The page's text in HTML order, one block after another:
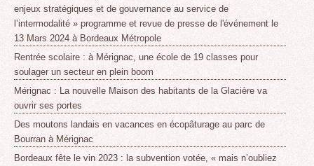
enjeux stratégiques et de gouvernance au service de
l’intermodalité » programme et revue de presse de l'événement le
13 Mars 2024 à Bordeaux Métropole
Rentrée scolaire : à Mérignac, une école de 19 classes pour
soulager un secteur en plein boom
Mérignac : La nouvelle Maison des habitants de la Glacière va
ouvrir ses portes
Des moutons landais en vacances en écopâturage au parc de
Bourran à Mérignac
Bordeaux fête le vin 2023 : la subvention votée, « mais n’oubliez